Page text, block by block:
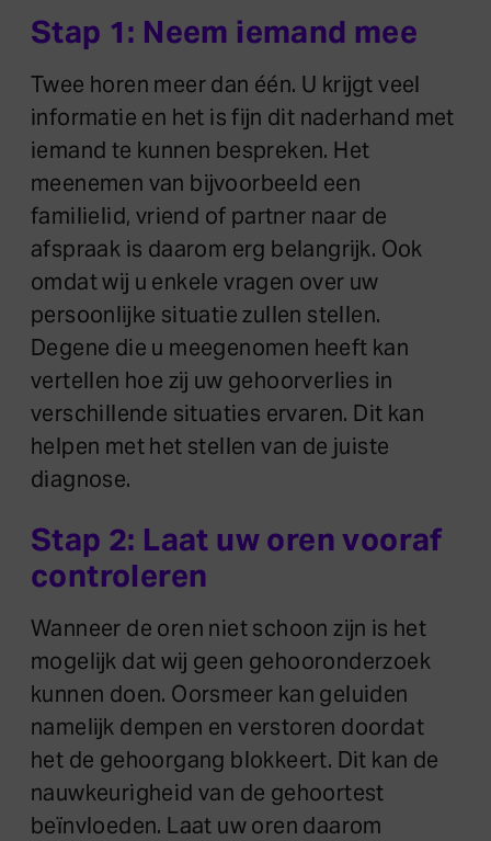
Stap 1: Neem iemand mee
Twee horen meer dan één. U krijgt veel
informatie en het is fijn dit naderhand met
iemand te kunnen bespreken. Het
meenemen van bijvoorbeeld een
familielid, vriend of partner naar de
afspraak is daarom erg belangrijk. Ook
omdat wij u enkele vragen over uw
persoonlijke situatie zullen stellen.
Degene die u meegenomen heeft kan
vertellen hoe zij uw gehoorverlies in
verschillende situaties ervaren. Dit kan
helpen met het stellen van de juiste
diagnose.
Stap 2: Laat uw oren vooraf
controleren
Wanneer de oren niet schoon zijn is het
mogelijk dat wij geen gehooronderzoek
kunnen doen. Oorsmeer kan geluiden
namelijk dempen en verstoren doordat
het de gehoorgang blokkeert. Dit kan de
nauwkeurigheid van de gehoortest
beïnvloeden. Laat uw oren daarom